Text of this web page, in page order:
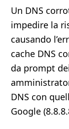
Un DNS
impedire la
causando
cache DNS
da prompt
DNS con
Google